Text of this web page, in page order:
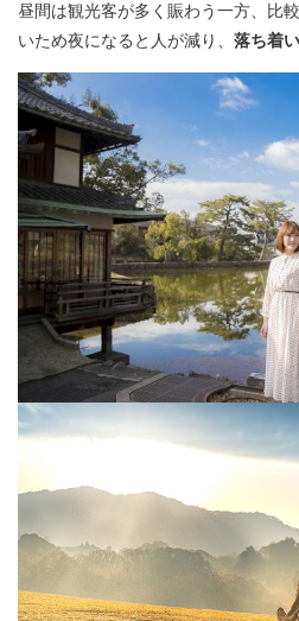
昼間は観光客が多く賑わう一方、比
いため夜になると人が減り、 落ち着